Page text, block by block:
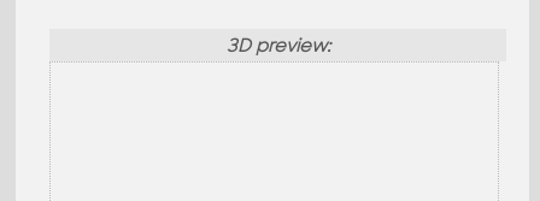
3D preview: